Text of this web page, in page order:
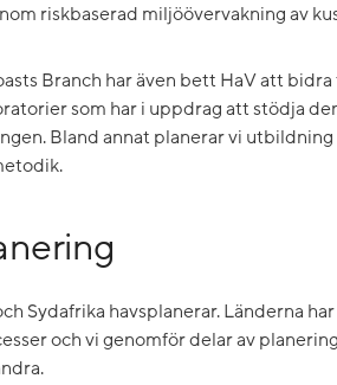
riskbaserad miljöövervakning av
Branch har även bett HaV att
som har i uppdrag att stödja
Bland annat planerar vi utbildning
Sydafrika havsplanerar. Länderna
och vi genomför delar av